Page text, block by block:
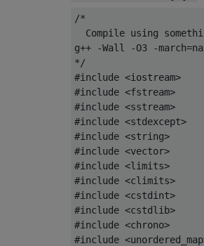
/*
Compile using
g++ -Wall -O3 -
*/
#include <iostream>
#include <fstream>
#include <sstream>
#include <stdexcept>
#include <string>
#include <vector>
#include <limits>
#include <climits>
#include <cstdint>
#include <cstdlib>
#include <chrono>
#include